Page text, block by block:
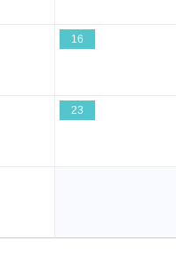
16
23